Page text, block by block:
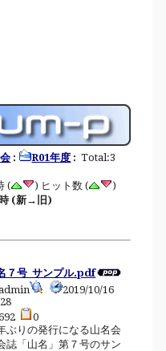
: R01年度 : Total:3
( ) ヒット数 (
)
(新→旧)
７号_サンプル.pdf
2019/10/16
0
ぶりの発行になる山名会
誌「山名」第７号のサン